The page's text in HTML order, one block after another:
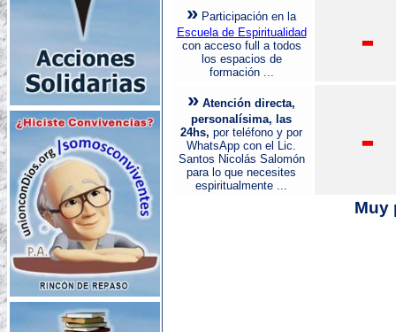
» Participación en la
Escuela de Espiritualidad
con acceso full a todos
los espacios de
formación ...
-
» Atención directa,
personalísima, las
24hs, por teléfono y por
WhatsApp con el Lic.
Santos Nicolás Salomón
para lo que necesites
espiritualmente ...
-
Muy